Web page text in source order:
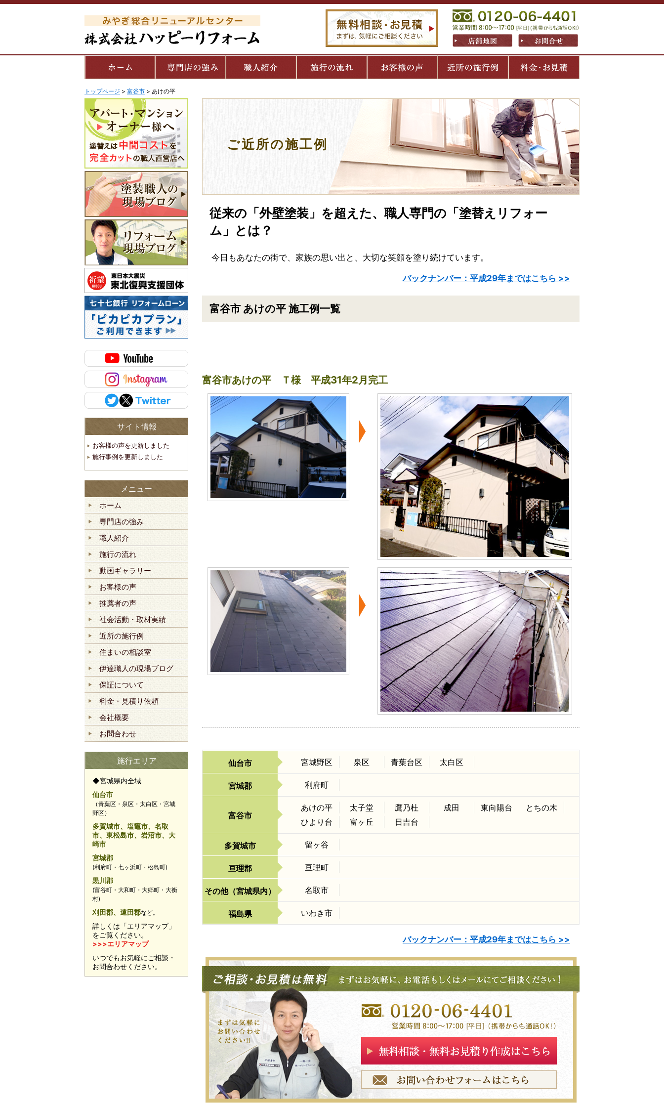
トップページ > 富谷市 > あけの平
ご近所の施工例
従来の「外壁塗装」を超えた、職人専門の「塗替えリフォー
ム」とは？
今日もあなたの街で、家族の思い出と、大切な笑顔を塗り続けています。
バックナンバー：平成29年まではこちら >>
富谷市 あけの平 施工例一覧
富谷市あけの平 Ｔ様 平成31年2月完工
仙台市 宮城野区 泉区 青葉台区 太白区
宮城郡 利府町
富谷市
あけの平 太子堂 鷹乃杜 成田 東向陽台
とちの木
ひより台
富ヶ丘 日吉台
多賀城市 留ヶ谷
亘理郡 亘理町
その他（宮城県内） 名取市
福島県 いわき市
バックナンバー：平成29年まではこちら >>
サイト情報
お客様の声を更新しました
施行事例を更新しました
メニュー
ホーム
専門店の強み
職人紹介
施行の流れ
動画ギャラリー
お客様の声
推薦者の声
社会活動・取材実績
近所の施行例
住まいの相談室
伊達職人の現場ブログ
保証について
料金・見積り依頼
会社概要
お問合わせ
施行エリア
◆宮城県内全域
仙台市
（青葉区・泉区・太白区・宮城
野区）
多賀城市、塩竈市、名取
市、東松島市、岩沼市、大
崎市
宮城郡
(利府町・七ヶ浜町・松島町)
黒川郡
(富谷町・大和町・大郷町・大衡
村)
刈田郡、遠田郡など。
詳しくは「エリアマップ」
をご覧ください。
>>>エリアマップ
いつでもお気軽にご相談・
お問合わせください。